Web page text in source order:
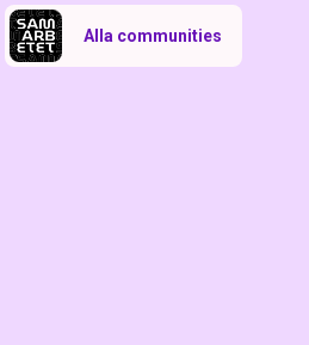
Alla communities